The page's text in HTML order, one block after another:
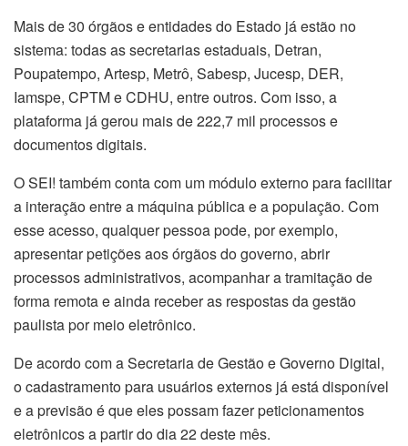
Mais de 30 órgãos e entidades do Estado já estão no
sistema: todas as secretarias estaduais, Detran,
Poupatempo, Artesp, Metrô, Sabesp, Jucesp, DER,
Iamspe, CPTM e CDHU, entre outros. Com isso, a
plataforma já gerou mais de 222,7 mil processos e
documentos digitais.
O SEI! também conta com um módulo externo para facilitar
a interação entre a máquina pública e a população. Com
esse acesso, qualquer pessoa pode, por exemplo,
apresentar petições aos órgãos do governo, abrir
processos administrativos, acompanhar a tramitação de
forma remota e ainda receber as respostas da gestão
paulista por meio eletrônico.
De acordo com a Secretaria de Gestão e Governo Digital,
o cadastramento para usuários externos já está disponível
e a previsão é que eles possam fazer peticionamentos
eletrônicos a partir do dia 22 deste mês.